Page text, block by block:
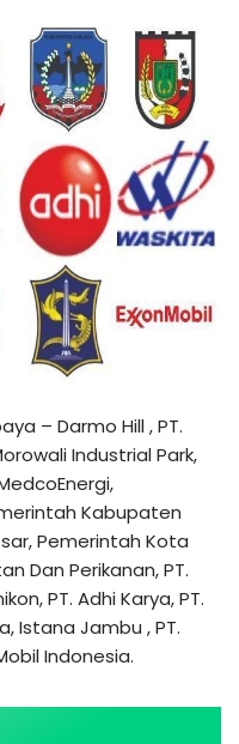
– Darmo Hill , PT.
Industrial Park,
Kabupaten
Pemerintah Kota
Dan Perikanan, PT.
PT. Adhi Karya, PT.
Istana Jambu , PT.
Indonesia.